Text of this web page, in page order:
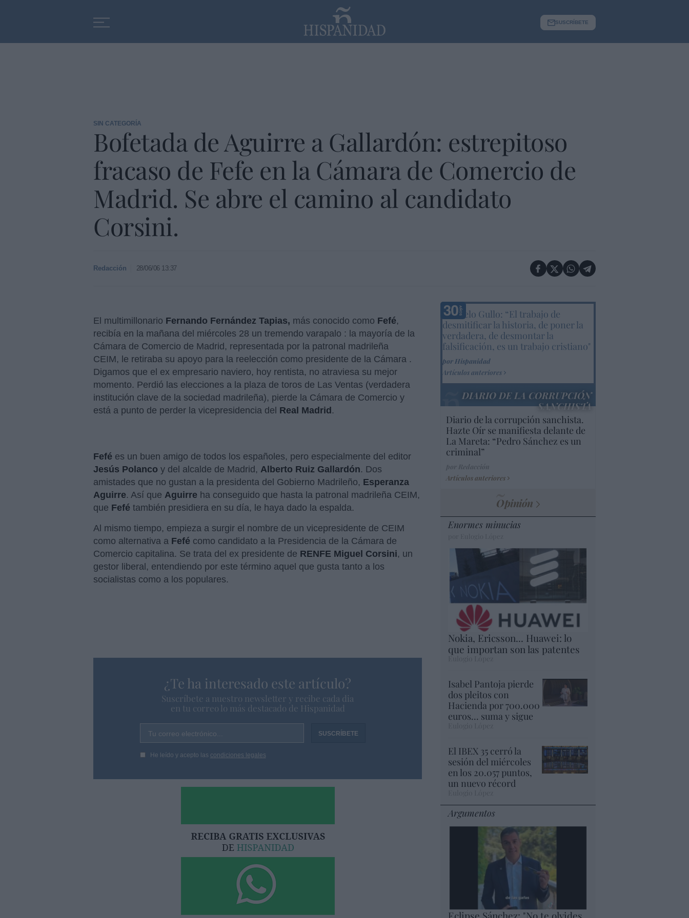
SUSCRÍBETE
SIN CATEGORÍA
Bofetada de Aguirre a Gallardón: estrepitoso
fracaso de Fefe en la Cámara de Comercio de
Madrid. Se abre el camino al candidato
Corsini.
Redacción 28/06/06 13:37
El multimillonario Fernando Fernández Tapias, más conocido como Fefé,
recibía en la mañana del miércoles 28 un tremendo varapalo : la mayoría de la
Cámara de Comercio de Madrid, representada por la patronal madrileña
CEIM, le retiraba su apoyo para la reelección como presidente de la Cámara .
Digamos que el ex empresario naviero, hoy rentista, no atraviesa su mejor
momento. Perdió las elecciones a la plaza de toros de Las Ventas (verdadera
institución clave de la sociedad madrileña), pierde la Cámara de Comercio y
está a punto de perder la vicepresidencia del Real Madrid .
Fefé es un buen amigo de todos los españoles, pero especialmente del editor
Jesús Polanco y del alcalde de Madrid, Alberto Ruiz Gallardón. Dos
amistades que no gustan a la presidenta del Gobierno Madrileño, Esperanza
Aguirre. Así que Aguirre ha conseguido que hasta la patronal madrileña CEIM,
que Fefé también presidiera en su día, le haya dado la espalda.
Al mismo tiempo, empieza a surgir el nombre de un vicepresidente de CEIM
como alternativa a Fefé como candidato a la Presidencia de la Cámara de
Comercio capitalina. Se trata del ex presidente de RENFE Miguel Corsini, un
gestor liberal, entendiendo por este término aquel que gusta tanto a los
socialistas como a los populares.
¿Te ha interesado este artículo?
Suscríbete a nuestro newsletter y recibe cada dia
en tu correo lo más destacado de Hispanidad
Tu correo electrónico...
He leído y acepto las condiciones legales
Marcelo Gullo: “El trabajo de
desmitificar la historia, de poner la
verdadera, de desmontar la
falsificación, es un trabajo cristiano"
por Hispanidad
Artículos anteriores
DIARIO DE LA CORRUPCIÓN
SANCHISTA
Diario de la corrupción sanchista.
Hazte Oír se manifiesta delante de
La Mareta: “Pedro Sánchez es un
criminal”
Artículos anteriores
Opinión
Enormes minucias
Nokia, Ericsson... Huawei: lo
que importan son las patentes
Eulogio López
Isabel Pantoja pierde
dos pleitos con
Hacienda por 700.000
euros... suma y sigue
El IBEX 35 cerró la
sesión del miércoles
en los 20.057 puntos,
un nuevo récord
Argumentos